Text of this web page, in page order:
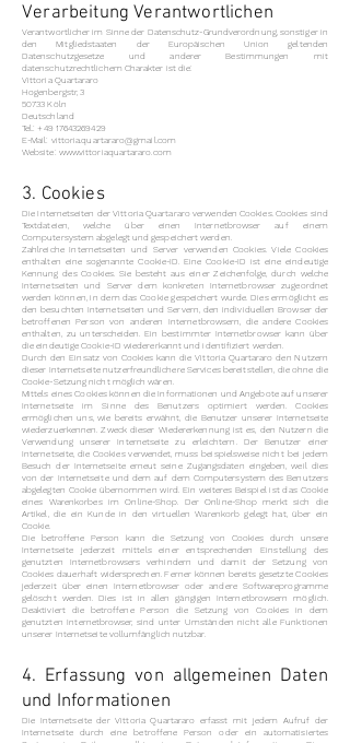
Verarbeitung Verantwortlichen
Verantwortlicher im Sinne der Datenschutz-Grundverordnung, sonstiger in
den Mitgliedstaaten der Europäischen Union geltenden
Datenschutzgesetze und anderer Bestimmungen mit
datenschutzrechtlichem Charakter ist die:
Vittoria Quartararo
Hogenbergstr, 3
50733 Köln
Deutschland
Tel.: +49 17643269429
E-Mail: vittoria.quartararo@gmail.com
Website: www.vittoriaquartararo.com
3. Cookies
Die Internetseiten der Vittoria Quartararo verwenden Cookies. Cookies sind
Textdateien, welche über einen Internetbrowser auf einem
Computersystem abgelegt und gespeichert werden.
Zahlreiche Internetseiten und Server verwenden Cookies. Viele Cookies
enthalten eine sogenannte Cookie-ID. Eine Cookie-ID ist eine eindeutige
Kennung des Cookies. Sie besteht aus einer Zeichenfolge, durch welche
Internetseiten und Server dem konkreten Internetbrowser zugeordnet
werden können, in dem das Cookie gespeichert wurde. Dies ermöglicht es
den besuchten Internetseiten und Servern, den individuellen Browser der
betroffenen Person von anderen Internetbrowsern, die andere Cookies
enthalten, zu unterscheiden. Ein bestimmter Internetbrowser kann über
die eindeutige Cookie-ID wiedererkannt und identifiziert werden.
Durch den Einsatz von Cookies kann die Vittoria Quartararo den Nutzern
dieser Internetseite nutzerfreundlichere Services bereitstellen, die ohne die
Cookie-Setzung nicht möglich wären.
Mittels eines Cookies können die Informationen und Angebote auf unserer
Internetseite im Sinne des Benutzers optimiert werden. Cookies
ermöglichen uns, wie bereits erwähnt, die Benutzer unserer Internetseite
wiederzuerkennen. Zweck dieser Wiedererkennung ist es, den Nutzern die
Verwendung unserer Internetseite zu erleichtern. Der Benutzer einer
Internetseite, die Cookies verwendet, muss beispielsweise nicht bei jedem
Besuch der Internetseite erneut seine Zugangsdaten eingeben, weil dies
von der Internetseite und dem auf dem Computersystem des Benutzers
abgelegten Cookie übernommen wird. Ein weiteres Beispiel ist das Cookie
eines Warenkorbes im Online-Shop. Der Online-Shop merkt sich die
Artikel, die ein Kunde in den virtuellen Warenkorb gelegt hat, über ein
Cookie.
Die betroffene Person kann die Setzung von Cookies durch unsere
Internetseite jederzeit mittels einer entsprechenden Einstellung des
genutzten Internetbrowsers verhindern und damit der Setzung von
Cookies dauerhaft widersprechen. Ferner können bereits gesetzte Cookies
jederzeit über einen Internetbrowser oder andere Softwareprogramme
gelöscht werden. Dies ist in allen gängigen Internetbrowsern möglich.
Deaktiviert die betroffene Person die Setzung von Cookies in dem
genutzten Internetbrowser, sind unter Umständen nicht alle Funktionen
unserer Internetseite vollumfänglich nutzbar.
4. Erfassung von allgemeinen Daten
und Informationen
Die Internetseite der Vittoria Quartararo erfasst mit jedem Aufruf der
Internetseite durch eine betroffene Person oder ein automatisiertes